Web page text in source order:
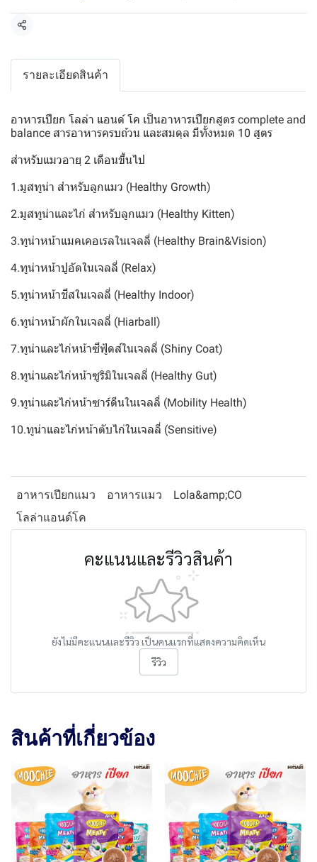
แชร์
รายละเอียดสินค้า
อาหารเปียก โลล่า แอนด์ โค เป็นอาหารเปียกสูตร complete and
balance สารอาหารครบถ้วน และสมดุล มีทั้งหมด 10 สูตร
สำหรับแมวอายุ 2 เดือนขึ้นไป
1.มูสทูน่า สำหรับลูกแมว (Healthy Growth)
2.มูสทูน่าและไก่ สำหรับลูกแมว (Healthy Kitten)
3.ทูน่าหน้าแมคเคอเรลในเจลลี่ (Healthy Brain&Vision)
4.ทูน่าหน้าปูอัดในเจลลี่ (Relax)
5.ทูน่าหน้าชีสในเจลลี่ (Healthy Indoor)
6.ทูน่าหน้าผักในเจลลี่ (Hiarball)
7.ทูน่าและไก่หน้าซีฟู้ดส์ในเจลลี่ (Shiny Coat)
8.ทูน่าและไก่หน้าซูริมิในเจลลี่ (Healthy Gut)
9.ทูน่าและไก่หน้าซาร์ดีนในเจลลี่ (Mobility Health)
10.ทูน่าและไก่หน้าตับไก่ในเจลลี่ (Sensitive)
อาหารเปียกแมว อาหารแมว
Lola&amp;CO
โลล่าแอนด์โค
คะแนนและรีวิวสินค้า
ยังไม่มีคะแนนและรีวิว เป็นคนแรกที่แสดงความคิดเห็น
รีวิว
สินค้าที่เกี่ยวข้อง